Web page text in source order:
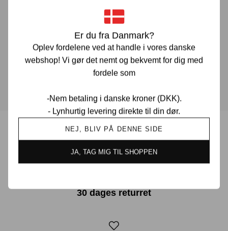
Er du fra Danmark?
Oplev fordelene ved at handle i vores danske
webshop! Vi gør det nemt og bekvemt for dig med
fordele som
-Nem betaling i danske kroner (DKK).
- Lynhurtig levering direkte til din dør.
NEJ, BLIV PÅ DENNE SIDE
JA, TAG MIG TIL SHOPPEN
gennem linket herunder og vi vender tilbage til dig hurtigst
muligt.
KONTAKT OS
Prisgaranti i Danmark
30 dages returret